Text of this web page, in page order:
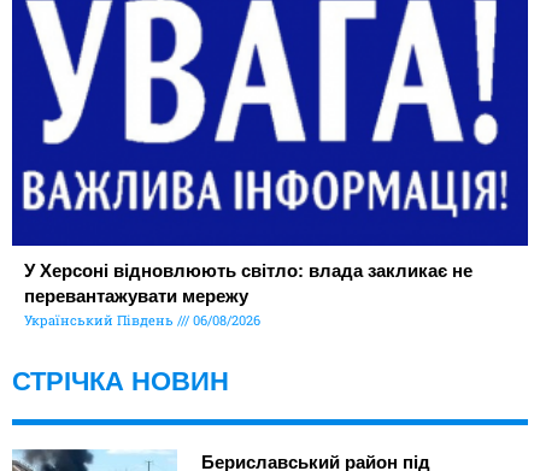
У Херсоні відновлюють світло: влада закликає не
перевантажувати мережу
Український Південь 06/08/2026
СТРІЧКА НОВИН
Бериславський район під